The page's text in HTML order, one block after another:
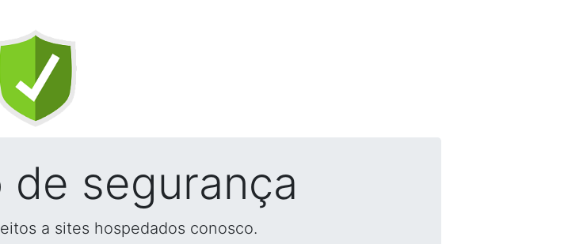
segurança
a sites hospedados conosco.